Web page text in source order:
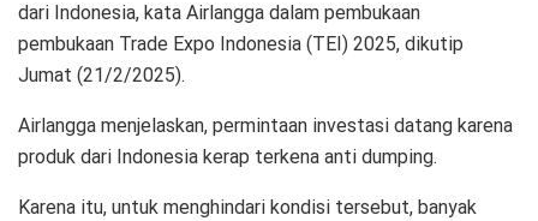
dari Indonesia, kata Airlangga dalam pembukaan
pembukaan Trade Expo Indonesia (TEI) 2025, dikutip
Jumat (21/2/2025).
Airlangga menjelaskan, permintaan investasi datang karena
produk dari Indonesia kerap terkena anti dumping.
Karena itu, untuk menghindari kondisi tersebut, banyak